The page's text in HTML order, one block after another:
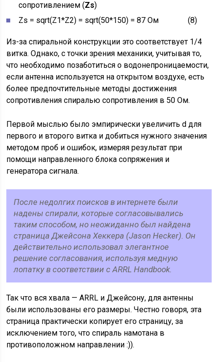
сопротивлением (Zs)
Zs = sqrt(Z1*Z2) = sqrt(50*150) = 87 Ом (8)
Из-за спиральной конструкции это соответствует 1/4
витка. Однако, с точки зрения механики, учитывая то,
что необходимо позаботиться о водонепроницаемости,
если антенна используется на открытом воздухе, есть
более предпочтительные методы достижения
сопротивления спиралью сопротивления в 50 Ом.
Первой мыслью было эмпирически увеличить d для
первого и второго витка и добиться нужного значения
методом проб и ошибок, измеряя результат при
помощи направленного блока сопряжения и
генератора сигнала.
После недолгих поисков в интернете были
надены спирали, которые согласовывались
таким способом, но неожиданно был найдена
страница Джейсона Хеккера (Jason Hecker). Он
действительно использовал элегантное
решение согласования, используя медную
лопатку в соответствии с ARRL Handbook.
Так что вся хвала — ARRL и Джейсону, для антенны
были использованы его размеры. Честно говоря, эта
страница практически копирует его страницу, за
исключением того, что спираль намотана в
противоположном направлении :)).